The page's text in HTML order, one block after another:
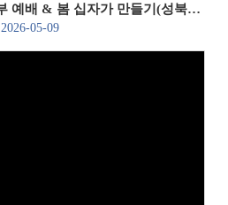
2026년 4월 12일 어린이부 예배 & 봄 십자가 만들기(성북천 나들이)
2026-05-09